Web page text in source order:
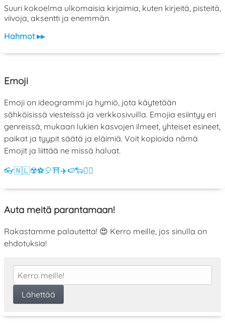
Suuri kokoelma ulkomaisia kirjaimia, kuten kirjeitä, pisteitä,
viivoja, aksentti ja enemmän.
Hahmot ▸▸
Emoji
Emoji on ideogrammi ja hymiö, jota käytetään
sähköisissä viesteissä ja verkkosivuilla. Emojia esiintyy eri
genreissä, mukaan lukien kasvojen ilmeet, yhteiset esineet,
paikat ja tyypit säätä ja eläimiä. Voit kopioida nämä
Emojit ja liittää ne missä haluat.
👓🇳🇱☢️⚽ 🎈⛩️✈️🍉🐑💁‍♀️
Auta meitä parantamaan!
Rakastamme palautetta! 😍 Kerro meille, jos sinulla on
ehdotuksia!